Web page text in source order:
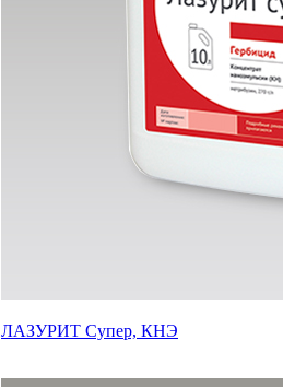
ЛАЗУРИТ Супер, КНЭ